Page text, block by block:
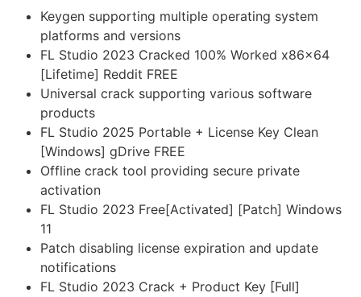
Keygen supporting multiple operating system
platforms and versions
FL Studio 2023 Cracked 100% Worked x86x64
[Lifetime] Reddit FREE
Universal crack supporting various software
products
FL Studio 2025 Portable + License Key Clean
[Windows] gDrive FREE
Offline crack tool providing secure private
activation
FL Studio 2023 Free[Activated] [Patch] Windows
11
Patch disabling license expiration and update
notifications
FL Studio 2023 Crack + Product Key [Full]